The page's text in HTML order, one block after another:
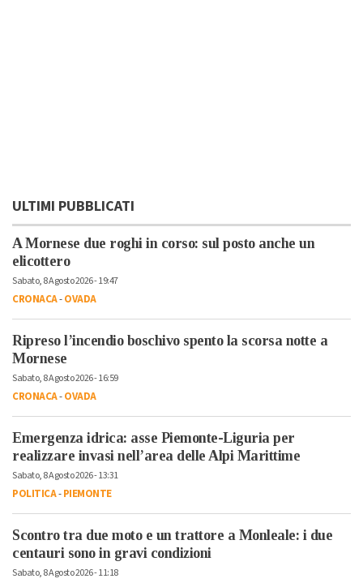
ULTIMI PUBBLICATI
A Mornese due roghi in corso: sul posto anche un
elicottero
Sabato, 8 Agosto 2026 - 19:47
CRONACA-OVADA
Ripreso l’incendio boschivo spento la scorsa notte a
Mornese
Sabato, 8 Agosto 2026 - 16:59
CRONACA-OVADA
Emergenza idrica: asse Piemonte-Liguria per
realizzare invasi nell’area delle Alpi Marittime
Sabato, 8 Agosto 2026 - 13:31
POLITICA-PIEMONTE
Scontro tra due moto e un trattore a Monleale: i due
centauri sono in gravi condizioni
Sabato, 8 Agosto 2026 - 11:18